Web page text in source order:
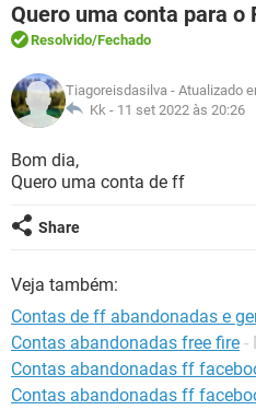
INSTAGRAM
GUIA DE COMPRAS
OUTLOOK
INSTAGRAM
GUIA DE COMPRAS
JOGOS
CELULAR
OUTLOOK
INSTAGRAM
GUIA DE COMPRAS
FÓRUM
JOGOS
CELULAR
INSTAGRAM
GUIA DE COMPRAS
GLOSSÁRIO
JOGOS
CELULAR
INSTAGRAM
GUIA DE COMPRAS
Quero uma conta para o
Resolvido/Fechado
Tiagoreisdasilva - Atualizado
Kk - 11 set 2022 às 20:26
Bom dia,
Quero uma conta de ff
Share
Veja também:
Contas de ff abandonadas e
Contas abandonadas free fire -
Contas abandonadas ff
Contas abandonadas ff